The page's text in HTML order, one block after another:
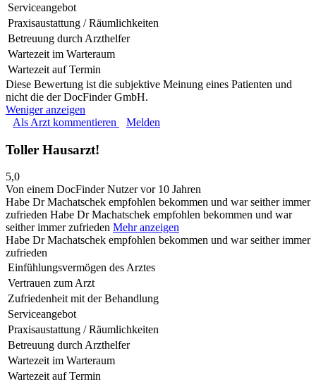
Serviceangebot
Praxisaustattung / Räumlichkeiten
Betreuung durch Arzthelfer
Wartezeit im Warteraum
Wartezeit auf Termin
Diese Bewertung ist die subjektive Meinung eines Patienten und
nicht die der DocFinder GmbH.
Weniger anzeigen
Als Arzt kommentieren
Melden
Toller Hausarzt!
5,0
Von einem DocFinder Nutzervor 10 Jahren
Habe Dr Machatschek empfohlen bekommen und war seither immer
zufrieden Habe Dr Machatschek empfohlen bekommen und war
seither immer zufrieden Mehr anzeigen
Habe Dr Machatschek empfohlen bekommen und war seither immer
zufrieden
Einfühlungsvermögen des Arztes
Vertrauen zum Arzt
Zufriedenheit mit der Behandlung
Serviceangebot
Praxisaustattung / Räumlichkeiten
Betreuung durch Arzthelfer
Wartezeit im Warteraum
Wartezeit auf Termin